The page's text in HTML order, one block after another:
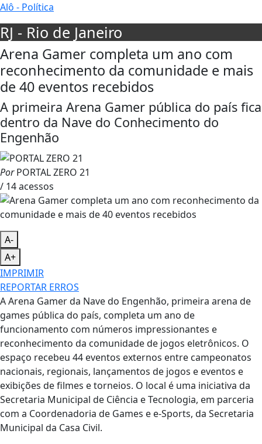
Alô - Política
RJ - Rio de Janeiro
Arena Gamer completa um ano com
reconhecimento da comunidade e mais
de 40 eventos recebidos
A primeira Arena Gamer pública do país fica
dentro da Nave do Conhecimento do
Engenhão
PorPORTAL ZERO 21
/ 14 acessos
A-
A+
IMPRIMIR
REPORTAR ERROS
A Arena Gamer da Nave do Engenhão, primeira arena de
games pública do país, completa um ano de
funcionamento com números impressionantes e
reconhecimento da comunidade de jogos eletrônicos. O
espaço recebeu 44 eventos externos entre campeonatos
nacionais, regionais, lançamentos de jogos e eventos e
exibições de filmes e torneios. O local é uma iniciativa da
Secretaria Municipal de Ciência e Tecnologia, em parceria
com a Coordenadoria de Games e e-Sports, da Secretaria
Municipal da Casa Civil.